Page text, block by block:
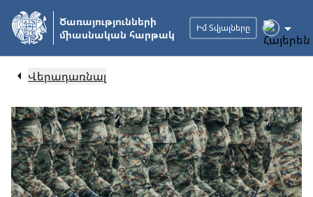
Անցնել
հիմնական
բովանդակությանը
Ծառայությունների
միասնական հարթակ
Իմ Տվյալները
Վերադառնալ